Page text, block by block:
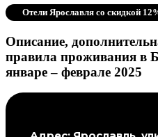
Отели Ярославля со скидкой
Описание,
правила проживания в
январе – феврале 2025